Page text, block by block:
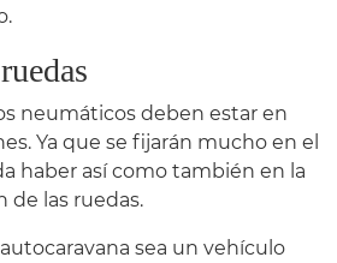
neumáticos deben estar en
Ya que se fijarán mucho en el
haber así como también en la
de las ruedas.
sea un vehículo